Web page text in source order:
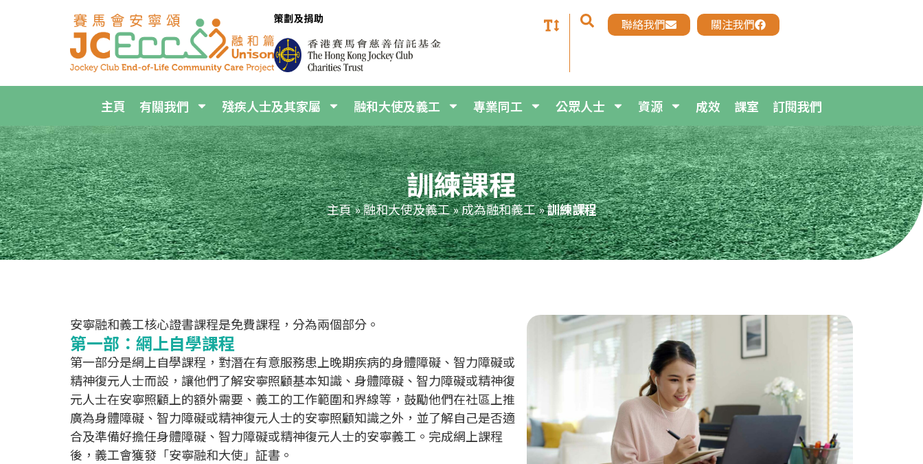
聯絡我們 關注我們
主頁 有關我們 殘疾人士及其家屬 融和大使及義工 專業同工 公眾人士 資源 成效 課室 訂閱我們
訓練課程
主頁»融和大使及義工»成為融和義工»訓練課程
安寧融和義工核心證書課程是免費課程，分為兩個部分。
第一部：網上自學課程
第一部分是網上自學課程，對潛在有意服務患上晚期疾病的身體障礙、智力障礙或
精神復元人士而設，讓他們了解安寧照顧基本知識、身體障礙、智力障礙或精神復
元人士在安寧照顧上的額外需要、義工的工作範圍和界線等，鼓勵他們在社區上推
廣為身體障礙、智力障礙或精神復元人士的安寧照顧知識之外，並了解自己是否適
合及準備好擔任身體障礙、智力障礙或精神復元人士的安寧義工。完成網上課程
後，義工會獲發「安寧融和大使」証書。